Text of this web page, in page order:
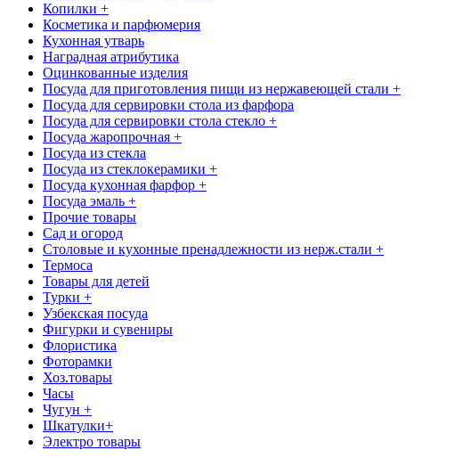
Копилки +
Косметика и парфюмерия
Кухонная утварь
Наградная атрибутика
Оцинкованные изделия
Посуда для приготовления пищи из нержавеющей стали +
Посуда для сервировки стола из фарфора
Посуда для сервировки стола стекло +
Посуда жаропрочная +
Посуда из стекла
Посуда из стеклокерамики +
Посуда кухонная фарфор +
Посуда эмаль +
Прочие товары
Сад и огород
Столовые и кухонные пренадлежности из нерж.стали +
Термоса
Товары для детей
Турки +
Узбекская посуда
Фигурки и сувениры
Флористика
Фоторамки
Хоз.товары
Часы
Чугун +
Шкатулки+
Электро товары